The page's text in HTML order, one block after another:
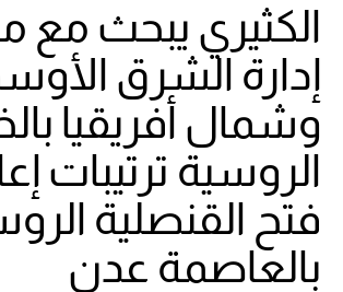
الكثيري يبحث مع
إدارة الشرق
وشمال أفريقيا
الروسية ترتيبات
فتح القنصلية
بالعاصمة عدن